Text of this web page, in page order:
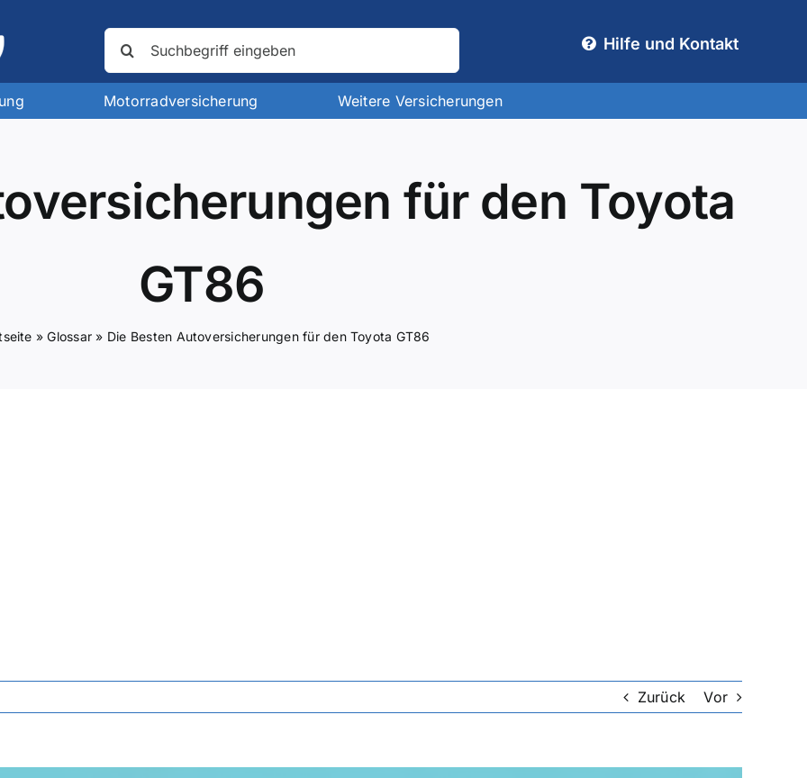
nach:
Hilfe und Kontakt
Motorradversicherung Weitere Versicherungen
für den Toyota
GT86
»Glossar » Die Besten Autoversicherungen für den Toyota GT86
Zurück Vor